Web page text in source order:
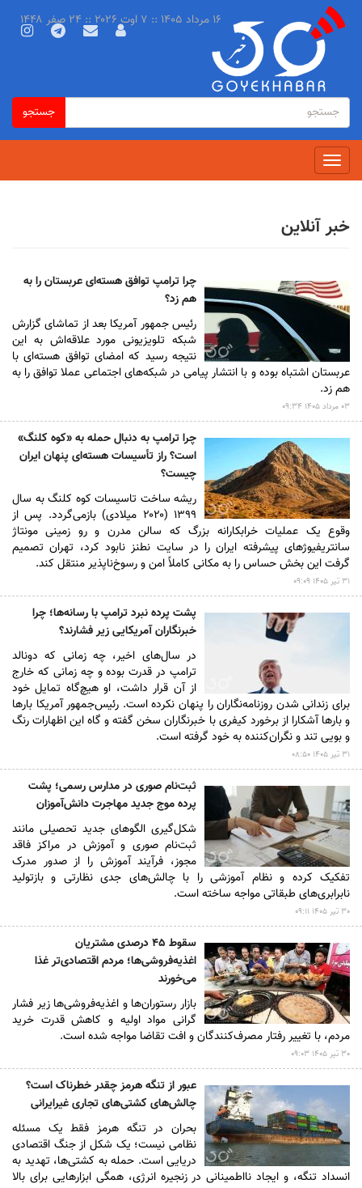
فرم
جستجو
جستجو
جستجو
Toggle
navigation
۱۶ مرداد ۱۴۰۵ :: ۷ اوت ۲۰۲۶ :: ۲۴ صفر ۱۴۴۸
خبر آنلاین
چرا ترامپ توافق هسته‌ای عربستان را به
هم زد؟
رئیس جمهور آمریکا بعد از تماشای گزارش
شبکه تلویزیونی مورد علاقه‌اش به این
نتیجه رسید که امضای توافق هسته‌ای با
عربستان اشتباه بوده و با انتشار پیامی در شبکه‌های اجتماعی عملا توافق را به
هم زد.
۰۳ مرداد ۱۴۰۵ ۰۹:۳۴
چرا ترامپ به دنبال حمله به «کوه کلنگ»
است؟ راز تأسیسات هسته‌ای پنهان ایران
چیست؟
ریشه ساخت تاسیسات کوه کلنگ به سال
۱۳۹۹ (۲۰۲۰ میلادی) بازمی‌گردد. پس از
وقوع یک عملیات خرابکارانه بزرگ که سالن مدرن و رو زمینی مونتاژ
سانتریفیوژهای پیشرفته ایران را در سایت نطنز نابود کرد، تهران تصمیم
گرفت این بخش حساس را به مکانی کاملاً امن و رسوخ‌ناپذیر منتقل کند.
۳۱ تير ۱۴۰۵ ۰۹:۰۹
پشت پرده نبرد ترامپ با رسانه‌ها؛ چرا
خبرنگاران آمریکایی زیر فشارند؟
در سال‌های اخیر، چه زمانی که دونالد
ترامپ در قدرت بوده و چه زمانی که خارج
از آن قرار داشت، او هیچ‌گاه تمایل خود
برای زندانی شدن روزنامه‌نگاران را پنهان نکرده است. رئیس‌جمهور آمریکا بارها
و بارها آشکارا از برخورد کیفری با خبرنگاران سخن گفته و گاه این اظهارات رنگ
و بویی تند و نگران‌کننده به خود گرفته است.
۳۱ تير ۱۴۰۵ ۰۸:۵۰
ثبت‌نام صوری در مدارس رسمی؛ پشت
پرده موج جدید مهاجرت دانش‌آموزان
شکل‌گیری الگوهای جدید تحصیلی مانند
ثبت‌نام صوری و آموزش در مراکز فاقد
مجوز، فرآیند آموزش را از صدور مدرک
تفکیک کرده و نظام آموزشی را با چالش‌های جدی نظارتی و بازتولید
نابرابری‌های طبقاتی مواجه ساخته است.
۳۰ تير ۱۴۰۵ ۰۹:۱۱
سقوط ۴۵ درصدی مشتریان
اغذیه‌فروشی‌ها؛ مردم اقتصادی‌تر غذا
می‌خورند
بازار رستوران‌ها و اغذیه‌فروشی‌ها زیر فشار
گرانی مواد اولیه و کاهش قدرت خرید
مردم، با تغییر رفتار مصرف‌کنندگان و افت تقاضا مواجه شده است.
۳۰ تير ۱۴۰۵ ۰۹:۰۳
عبور از تنگه هرمز چقدر خطرناک است؟
چالش‌های کشتی‌های تجاری غیرایرانی
بحران در تنگه هرمز فقط یک مسئله
نظامی نیست؛ یک شکل از جنگ اقتصادی
دریایی است. حمله به کشتی‌ها، تهدید به
انسداد تنگه، و ایجاد نااطمینانی در زنجیره انرژی، همگی ابزارهایی برای بالا